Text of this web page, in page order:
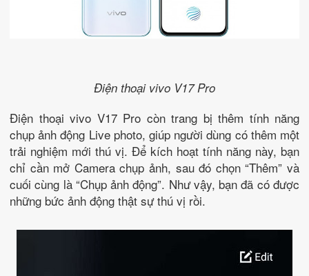
Điện thoại vivo V17 Pro
Điện thoại vivo V17 Pro còn trang bị thêm tính năng
chụp ảnh động Live photo, giúp người dùng có thêm một
trải nghiệm mới thú vị. Để kích hoạt tính năng này, bạn
chỉ cần mở Camera chụp ảnh, sau đó chọn “Thêm” và
cuối cùng là “Chụp ảnh động”. Như vậy, bạn đã có được
những bức ảnh động thật sự thú vị rồi.